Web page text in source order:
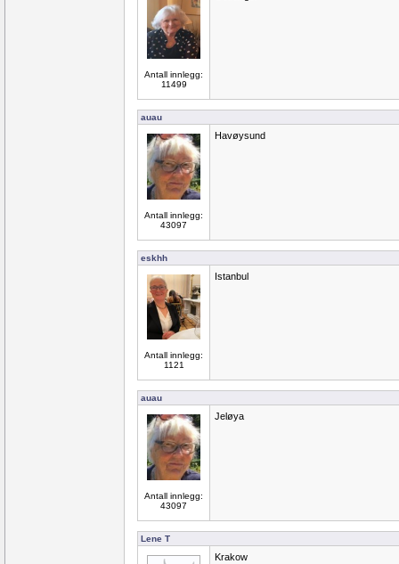
Antall innlegg:
11499
auau
Antall innlegg:
43097
Havøysund
eskhh
Antall innlegg:
1121
Istanbul
auau
Antall innlegg:
43097
Jeløya
Lene T
Krakow